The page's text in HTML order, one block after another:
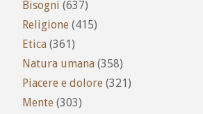
Bisogni (637)
Religione (415)
Etica (361)
Natura umana (358)
Piacere e dolore (321)
Mente (303)